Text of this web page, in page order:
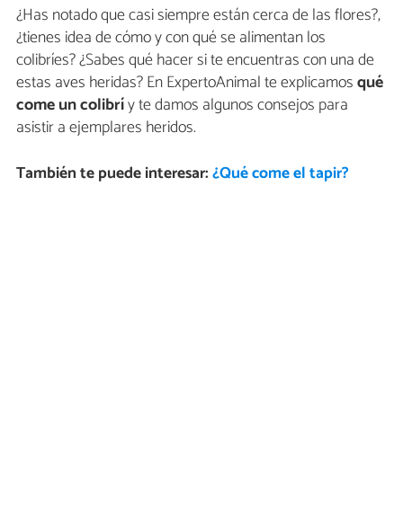
¿Has notado que casi siempre están cerca de las flores?,
¿tienes idea de cómo y con qué se alimentan los
colibríes? ¿Sabes qué hacer si te encuentras con una de
estas aves heridas? En ExpertoAnimal te explicamosqué
come un colibríy te damos algunos consejos para
asistir a ejemplares heridos.
También te puede interesar:¿Qué come el tapir?